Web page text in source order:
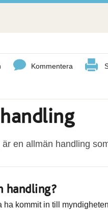
Kommentera
en allmän handling
handling?
ha kommit in till